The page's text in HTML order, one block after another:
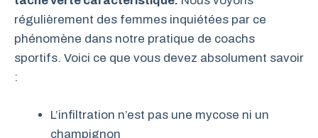
régulièrement des femmes inquiétées par ce
phénomène dans notre pratique de coachs
sportifs. Voici ce que vous devez absolument savoir
:
L’infiltration n’est pas une mycose ni un
champignon